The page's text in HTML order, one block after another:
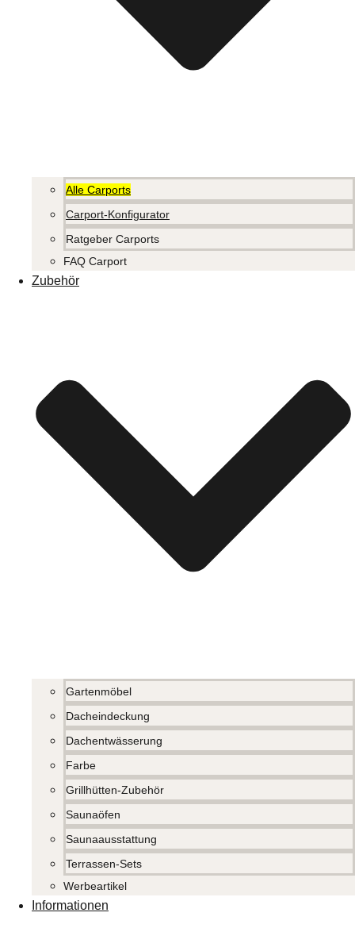
Alle Carports
Carport-Konfigurator
Ratgeber Carports
FAQ Carport
Zubehör
Gartenmöbel
Dacheindeckung
Dachentwässerung
Farbe
Grillhütten-Zubehör
Saunaöfen
Saunaausstattung
Terrassen-Sets
Werbeartikel
Informationen